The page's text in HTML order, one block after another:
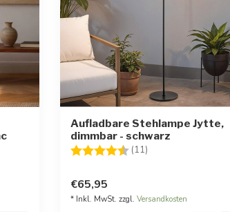
Aufladbare Stehlampe Jytte,
dimmbar - schwarz
Bewertung:
(11)
€65,95
* Inkl. MwSt. zzgl. Versandkosten